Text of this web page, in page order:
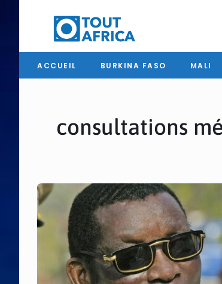
ACCUEIL BURKINA FASO MALI
consultations